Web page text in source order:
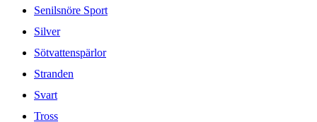
Senilsnöre Sport
Silver
Sötvattenspärlor
Stranden
Svart
Tross